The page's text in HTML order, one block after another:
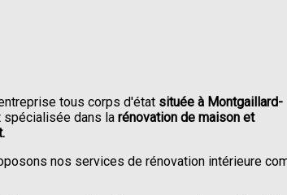
entreprise tous corps d'état située à Montgaillard-
spécialisée dans la rénovation de maison et
nos services de rénovation intérieure